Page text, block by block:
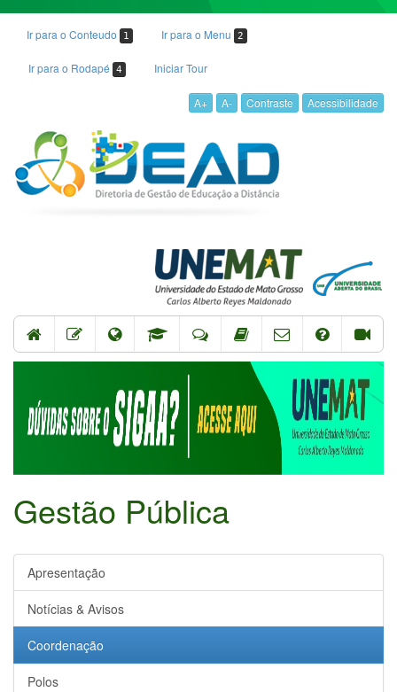
Ir para o Conteudo 1 Ir para o Menu 2
Ir para o Rodapé 4 Iniciar Tour
A+ A- Contraste Acessibilidade
Gestão Pública
Apresentação
Notícias & Avisos
Coordenação
Polos